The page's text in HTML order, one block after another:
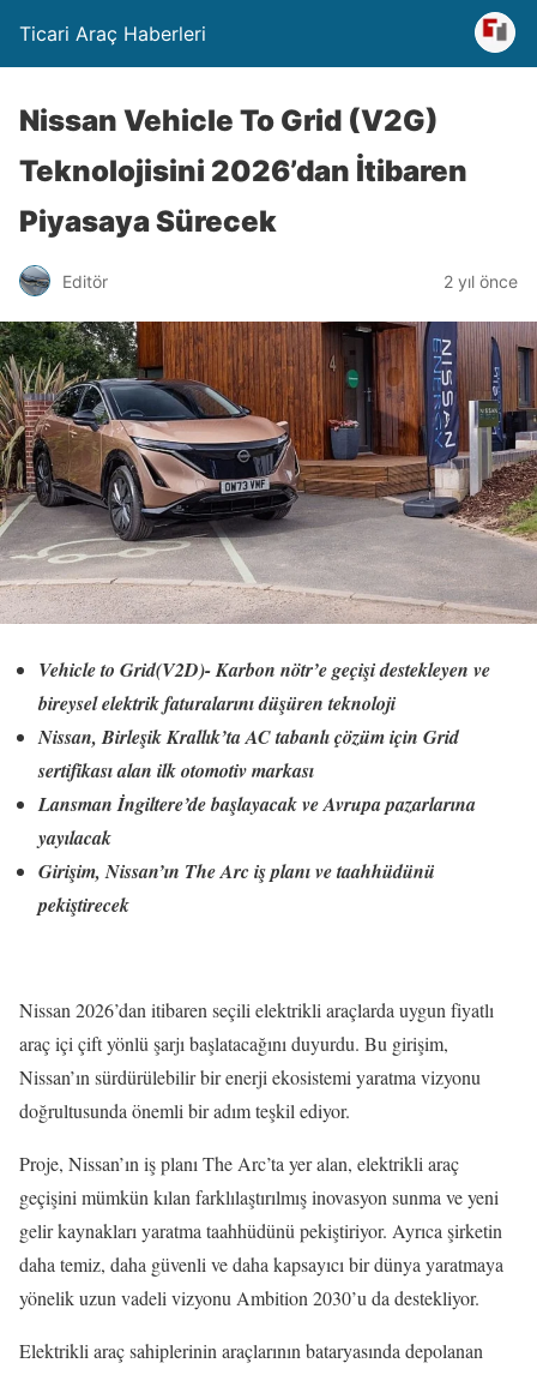
Ticari Araç Haberleri
Nissan Vehicle To Grid (V2G)
Teknolojisini 2026’dan İtibaren
Piyasaya Sürecek
Editör 2 yıl önce
Vehicle to Grid(V2D)- Karbon nötr’e geçişi destekleyen ve
bireysel elektrik faturalarını düşüren teknoloji
Nissan, Birleşik Krallık’ta AC tabanlı çözüm için Grid
sertifikası alan ilk otomotiv markası
Lansman İngiltere’de başlayacak ve Avrupa pazarlarına
yayılacak
Girişim, Nissan’ın The Arc iş planı ve taahhüdünü
pekiştirecek
Nissan 2026’dan itibaren seçili elektrikli araçlarda uygun fiyatlı
araç içi çift yönlü şarjı başlatacağını duyurdu. Bu girişim,
Nissan’ın sürdürülebilir bir enerji ekosistemi yaratma vizyonu
doğrultusunda önemli bir adım teşkil ediyor.
Proje, Nissan’ın iş planı The Arc’ta yer alan, elektrikli araç
geçişini mümkün kılan farklılaştırılmış inovasyon sunma ve yeni
gelir kaynakları yaratma taahhüdünü pekiştiriyor. Ayrıca şirketin
daha temiz, daha güvenli ve daha kapsayıcı bir dünya yaratmaya
yönelik uzun vadeli vizyonu Ambition 2030’u da destekliyor.
Elektrikli araç sahiplerinin araçlarının bataryasında depolanan